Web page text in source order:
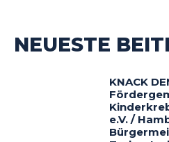
NEUESTE
KNACK
e.V. /